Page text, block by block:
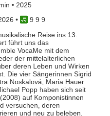
• 2025
•
9 9 9
Reise ins 13.
führt uns das
VocaMe mit dem
der mittelalterlichen
deren Leben und Wirken
Die vier Sängerinnen Sigrid
Noskalová, Maria Hauer
Popp haben sich seit
auf Komponistinnen
versuchen, deren
und neu zu beleben.